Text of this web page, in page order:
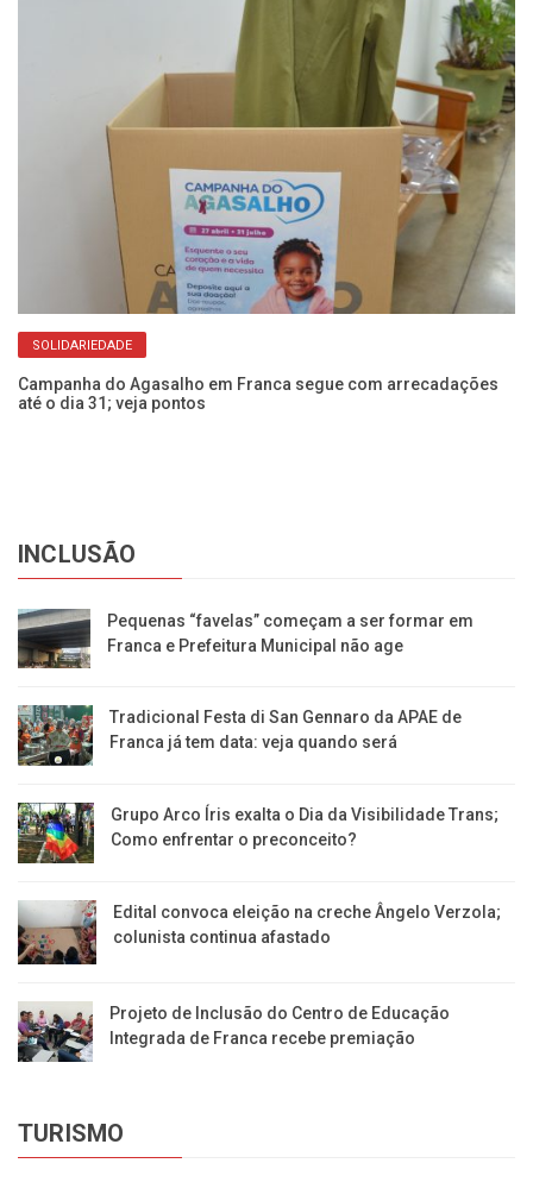
SOLIDARIEDADE
Campanha do Agasalho em Franca segue com arrecadações
até o dia 31; veja pontos
INCLUSÃO
Pequenas “favelas” começam a ser formar em
Franca e Prefeitura Municipal não age
Tradicional Festa di San Gennaro da APAE de
Franca já tem data: veja quando será
Grupo Arco Íris exalta o Dia da Visibilidade Trans;
Como enfrentar o preconceito?
Edital convoca eleição na creche Ângelo Verzola;
colunista continua afastado
Projeto de Inclusão do Centro de Educação
Integrada de Franca recebe premiação
TURISMO